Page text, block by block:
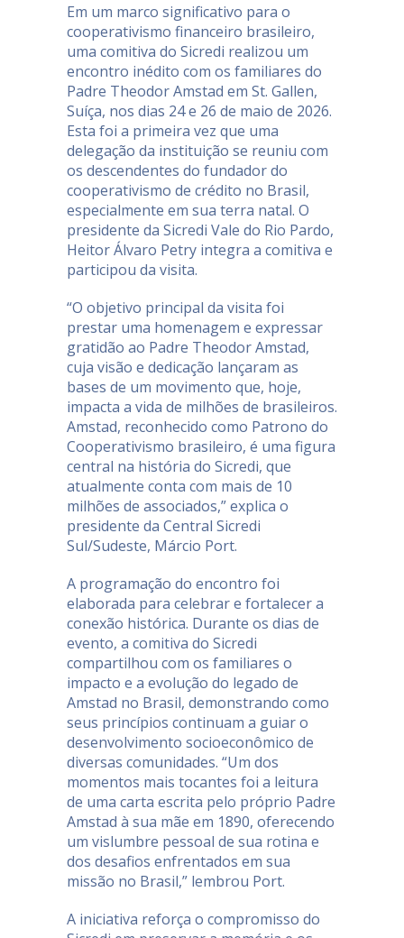
Em um marco significativo para o
cooperativismo financeiro brasileiro,
uma comitiva do Sicredi realizou um
encontro inédito com os familiares do
Padre Theodor Amstad em St. Gallen,
Suíça, nos dias 24 e 26 de maio de 2026.
Esta foi a primeira vez que uma
delegação da instituição se reuniu com
os descendentes do fundador do
cooperativismo de crédito no Brasil,
especialmente em sua terra natal. O
presidente da Sicredi Vale do Rio Pardo,
Heitor Álvaro Petry integra a comitiva e
participou da visita.
“O objetivo principal da visita foi
prestar uma homenagem e expressar
gratidão ao Padre Theodor Amstad,
cuja visão e dedicação lançaram as
bases de um movimento que, hoje,
impacta a vida de milhões de brasileiros.
Amstad, reconhecido como Patrono do
Cooperativismo brasileiro, é uma figura
central na história do Sicredi, que
atualmente conta com mais de 10
milhões de associados,” explica o
presidente da Central Sicredi
Sul/Sudeste, Márcio Port.
A programação do encontro foi
elaborada para celebrar e fortalecer a
conexão histórica. Durante os dias de
evento, a comitiva do Sicredi
compartilhou com os familiares o
impacto e a evolução do legado de
Amstad no Brasil, demonstrando como
seus princípios continuam a guiar o
desenvolvimento socioeconômico de
diversas comunidades. “Um dos
momentos mais tocantes foi a leitura
de uma carta escrita pelo próprio Padre
Amstad à sua mãe em 1890, oferecendo
um vislumbre pessoal de sua rotina e
dos desafios enfrentados em sua
missão no Brasil,” lembrou Port.
A iniciativa reforça o compromisso do